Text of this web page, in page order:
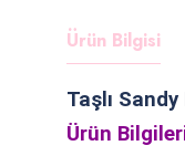
Ürün Bilgisi
Taşlı
Ürün